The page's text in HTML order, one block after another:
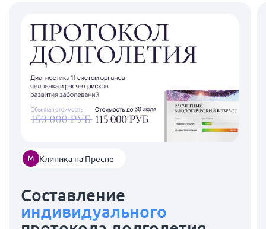
Клиника на Пресне
Составление
индивидуального